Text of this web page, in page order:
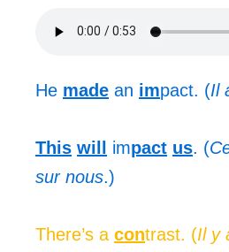
He made an impact. (Il
This will impact us. (
sur nous.)
There’s a contrast. (Il y